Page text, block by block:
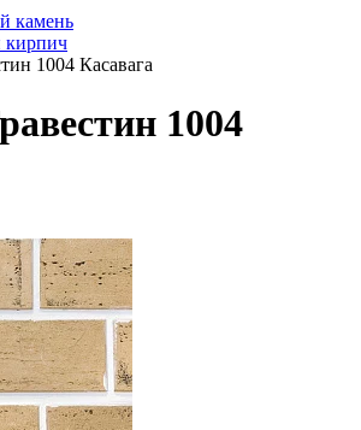
камень
кирпич
1004 Касавага
1004